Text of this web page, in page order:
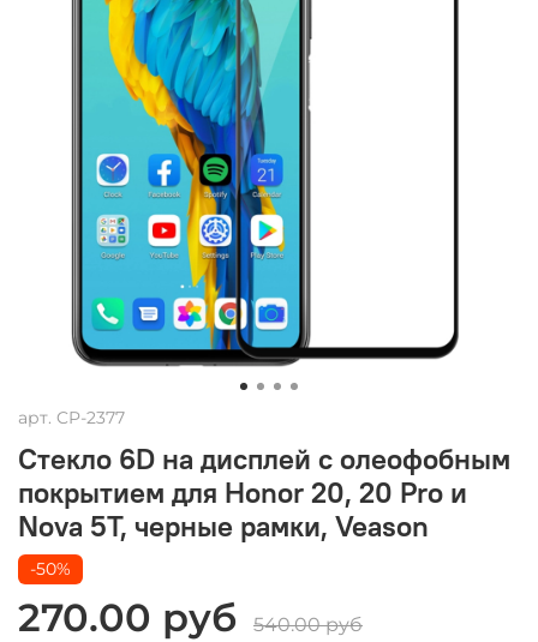
арт. CP-2377
Стекло 6D на дисплей с олеофобным
покрытием для Honor 20, 20 Pro и
Nova 5T, черные рамки, Veason
-50%
270.00 руб
540.00 руб